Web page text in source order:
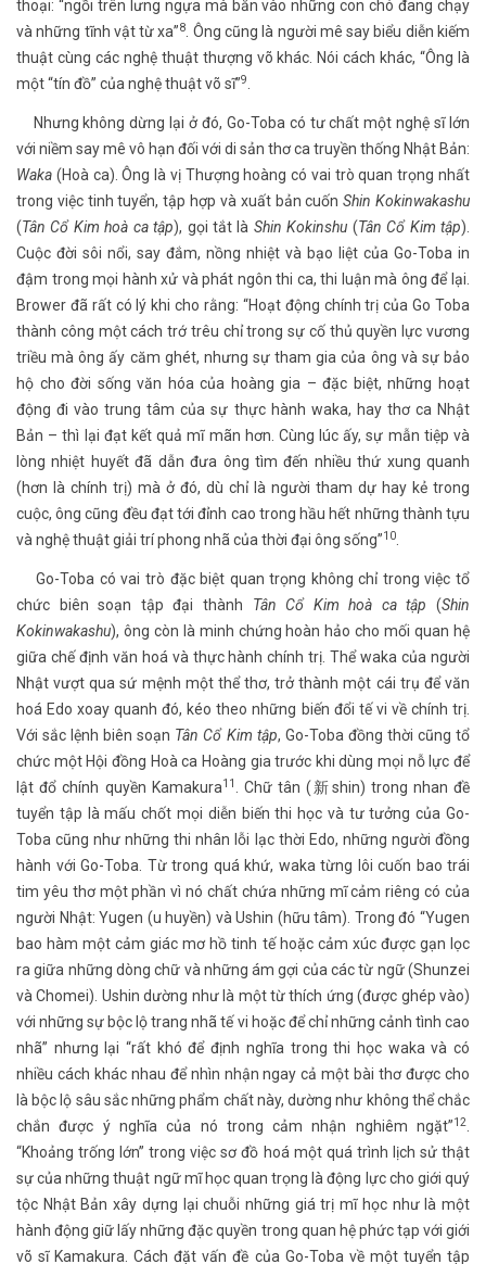
thoại: “ngồi trên lưng ngựa mà bắn vào những con chó đang chạy
và những tĩnh vật từ xa”8 . Ông cũng là người mê say biểu diễn kiếm
thuật cùng các nghệ thuật thượng võ khác. Nói cách khác, “Ông là
một “tín đồ” của nghệ thuật võ sĩ”9
Nhưng không dừng lại ở đó, Go-Toba có tư chất một nghệ sĩ lớn
với niềm say mê vô hạn đối với di sản thơ ca truyền thống Nhật Bản:
Waka (Hoà ca). Ông là vị Thượng hoàng có vai trò quan trọng nhất
trong việc tinh tuyển, tập hợp và xuất bản cuốnShin Kokinwakashu
(Tân Cổ Kim hoà ca tập), gọi tắt là Shin Kokinshu (Tân Cổ Kim tập).
Cuộc đời sôi nổi, say đắm, nồng nhiệt và bạo liệt của Go-Toba in
đậm trong mọi hành xử và phát ngôn thi ca, thi luận mà ông để lại.
Brower đã rất có lý khi cho rằng: “Hoạt động chính trị của Go Toba
thành công một cách trớ trêu chỉ trong sự cố thủ quyền lực vương
triều mà ông ấy căm ghét, nhưng sự tham gia của ông và sự bảo
hộ cho đời sống văn hóa của hoàng gia – đặc biệt, những hoạt
động đi vào trung tâm của sự thực hành waka, hay thơ ca Nhật
Bản – thì lại đạt kết quả mĩ mãn hơn. Cùng lúc ấy, sự mẫn tiệp và
lòng nhiệt huyết đã dẫn đưa ông tìm đến nhiều thứ xung quanh
(hơn là chính trị) mà ở đó, dù chỉ là người tham dự hay kẻ trong
cuộc, ông cũng đều đạt tới đỉnh cao trong hầu hết những thành tựu
và nghệ thuật giải trí phong nhã của thời đại ông sống”10
Go-Toba có vai trò đặc biệt quan trọng không chỉ trong việc tổ
chức biên soạn tập đại thành Tân Cổ Kim hoà ca tập (Shin
Kokinwakashu), ông còn là minh chứng hoàn hảo cho mối quan hệ
giữa chế định văn hoá và thực hành chính trị. Thể waka của người
Nhật vượt qua sứ mệnh một thể thơ, trở thành một cái trụ để văn
hoá Edo xoay quanh đó, kéo theo những biến đổi tế vi về chính trị.
Với sắc lệnh biên soạn Tân Cổ Kim tập, Go-Toba đồng thời cũng tổ
chức một Hội đồng Hoà ca Hoàng gia trước khi dùng mọi nỗ lực để
lật đổ chính quyền Kamakura11
. Chữ tân (新shin) trong nhan đề
tuyển tập là mấu chốt mọi diễn biến thi học và tư tưởng của Go-
Toba cũng như những thi nhân lỗi lạc thời Edo, những người đồng
hành với Go-Toba. Từ trong quá khứ, waka từng lôi cuốn bao trái
tim yêu thơ một phần vì nó chất chứa những mĩ cảm riêng có của
người Nhật: Yugen (u huyền) và Ushin (hữu tâm). Trong đó “Yugen
bao hàm một cảm giác mơ hồ tinh tế hoặc cảm xúc được gạn lọc
ra giữa những dòng chữ và những ám gợi của các từ ngữ (Shunzei
và Chomei). Ushin dường như là một từ thích ứng (được ghép vào)
với những sự bộc lộ trang nhã tế vi hoặc để chỉ những cảnh tình cao
nhã” nhưng lại “rất khó để định nghĩa trong thi học waka và có
nhiều cách khác nhau để nhìn nhận ngay cả một bài thơ được cho
là bộc lộ sâu sắc những phẩm chất này, dường như không thể chắc
chắn được ý nghĩa của nó trong cảm nhận nghiêm ngặt”12
“Khoảng trống lớn” trong việc sơ đồ hoá một quá trình lịch sử thật
sự của những thuật ngữ mĩ học quan trọng là động lực cho giới quý
tộc Nhật Bản xây dựng lại chuỗi những giá trị mĩ học như là một
hành động giữ lấy những đặc quyền trong quan hệ phức tạp với giới
võ sĩ Kamakura. Cách đặt vấn đề của Go-Toba về một tuyển tập